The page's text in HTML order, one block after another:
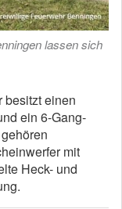
lassen sich
besitzt einen
ein 6-Gang-
mit
Heck- und